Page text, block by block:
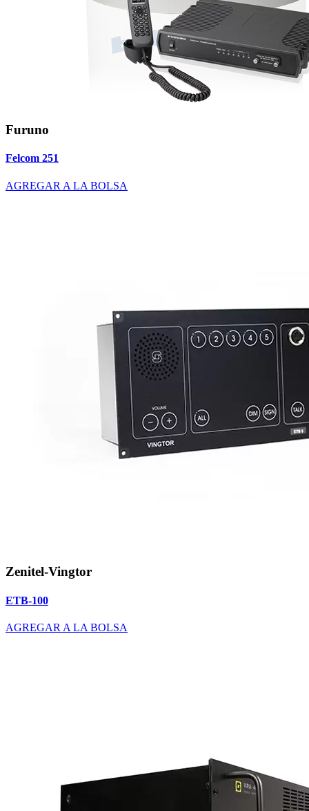
Furuno
Felcom 251
AGREGAR A LA BOLSA
Zenitel-Vingtor
ETB-100
AGREGAR A LA BOLSA